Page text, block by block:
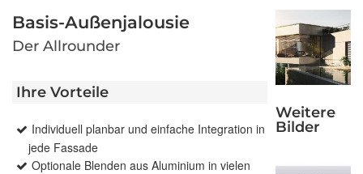
Basis-Außenjalousie
Der Allrounder
Ihre Vorteile
Individuell planbar und einfache Integration in
jede Fassade
Optionale Blenden aus Aluminium in vielen
Weitere
Bilder